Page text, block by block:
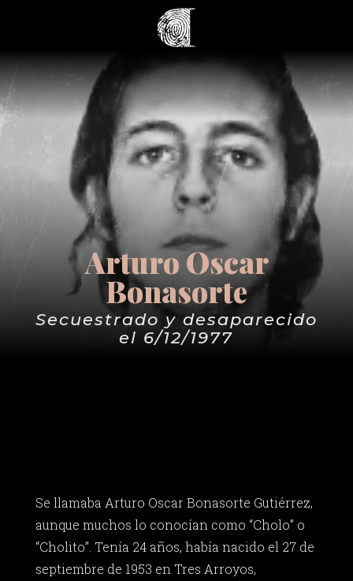
Arturo Oscar
Bonasorte
Secuestrado y desaparecido
el 6/12/1977
Se llamaba Arturo Oscar Bonasorte Gutiérrez,
aunque muchos lo conocían como “Cholo” o
“Cholito”. Tenía 24 años, había nacido el 27 de
septiembre de 1953 en Tres Arroyos,